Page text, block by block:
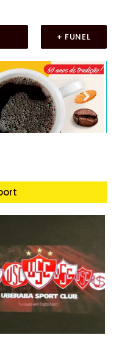
+ FUNEL